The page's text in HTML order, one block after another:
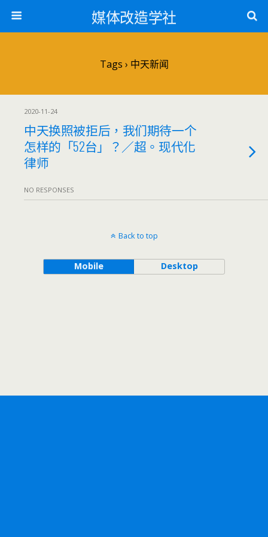
媒体改造学社
Tags › 中天新闻
2020-11-24
中天换照被拒后，我们期待一个
怎样的「52台」？／超。现代化
律师
NO RESPONSES
Back to top
Mobile Desktop